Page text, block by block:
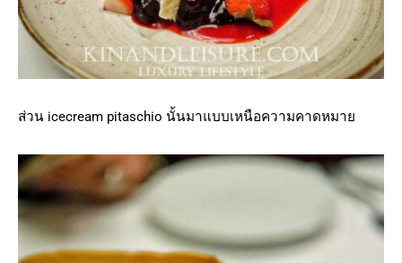
ส่วน icecream pitaschio นั้นมาแบบเหนือความคาดหมาย